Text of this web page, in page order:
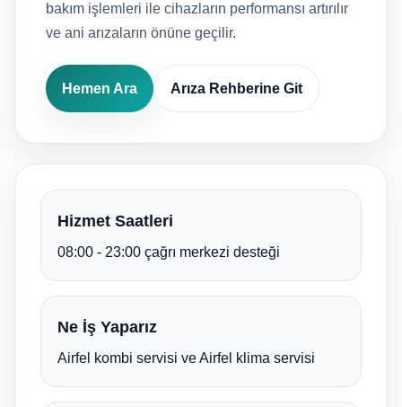
bakım işlemleri ile cihazların performansı artırılır
ve ani arızaların önüne geçilir.
Hemen Ara Arıza Rehberine Git
Hizmet Saatleri
08:00 - 23:00 çağrı merkezi desteği
Ne İş Yaparız
Airfel kombi servisi ve Airfel klima servisi